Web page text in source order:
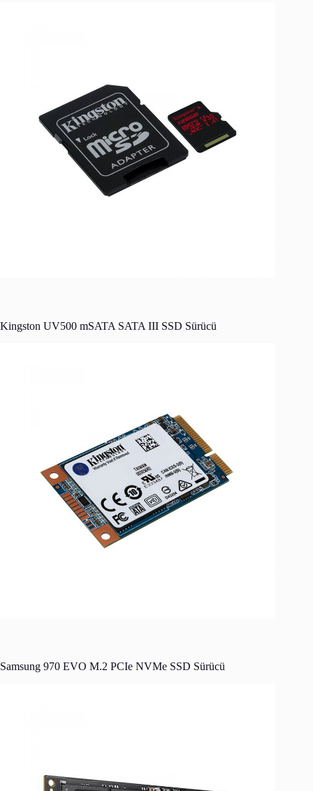
Kingston UV500 mSATA SATA III SSD Sürücü
Samsung 970 EVO M.2 PCIe NVMe SSD Sürücü